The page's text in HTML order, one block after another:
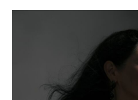
Mutter (Il prigioniero) bei den
(Die Passagierin) an der
und Leonore in der
von Toledo an der
am Grand Théâtre de Genève
Festival, Venus (Tannhäuser) in